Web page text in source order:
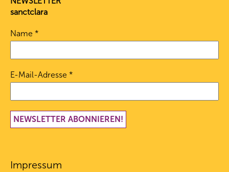
sanctclara
Name *
E-Mail-Adresse *
Impressum